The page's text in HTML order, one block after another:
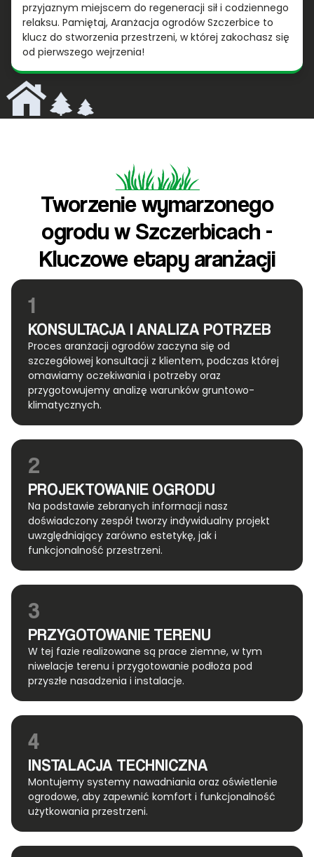
przyjaznym miejscem do regeneracji sił i codziennego
relaksu. Pamiętaj, Aranżacja ogrodów Szczerbice to
klucz do stworzenia przestrzeni, w której zakochasz się
od pierwszego wejrzenia!
Tworzenie wymarzonego
ogrodu w Szczerbicach -
Kluczowe etapy aranżacji
1
KONSULTACJA I ANALIZA POTRZEB
Proces aranżacji ogrodów zaczyna się od
szczegółowej konsultacji z klientem, podczas której
omawiamy oczekiwania i potrzeby oraz
przygotowujemy analizę warunków gruntowo-
klimatycznych.
2
PROJEKTOWANIE OGRODU
Na podstawie zebranych informacji nasz
doświadczony zespół tworzy indywidualny projekt
uwzględniający zarówno estetykę, jak i
funkcjonalność przestrzeni.
3
PRZYGOTOWANIE TERENU
W tej fazie realizowane są prace ziemne, w tym
niwelacje terenu i przygotowanie podłoża pod
przyszłe nasadzenia i instalacje.
4
INSTALACJA TECHNICZNA
Montujemy systemy nawadniania oraz oświetlenie
ogrodowe, aby zapewnić komfort i funkcjonalność
użytkowania przestrzeni.